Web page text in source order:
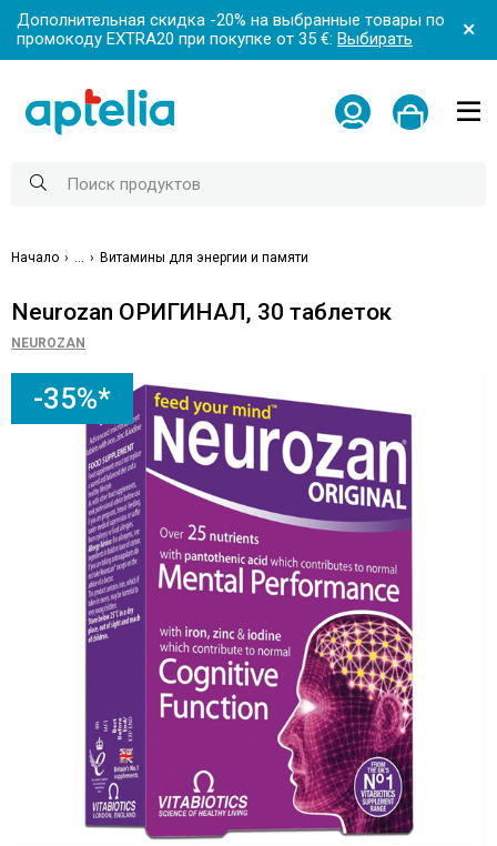
Дополнительная скидка -20% на выбранные товары по
промокоду EXTRA20 при покупке от 35 €: Выбирать
Начало Витамины для энергии и памяти
Neurozan ОРИГИНАЛ, 30 таблеток
NEUROZAN
-35%*